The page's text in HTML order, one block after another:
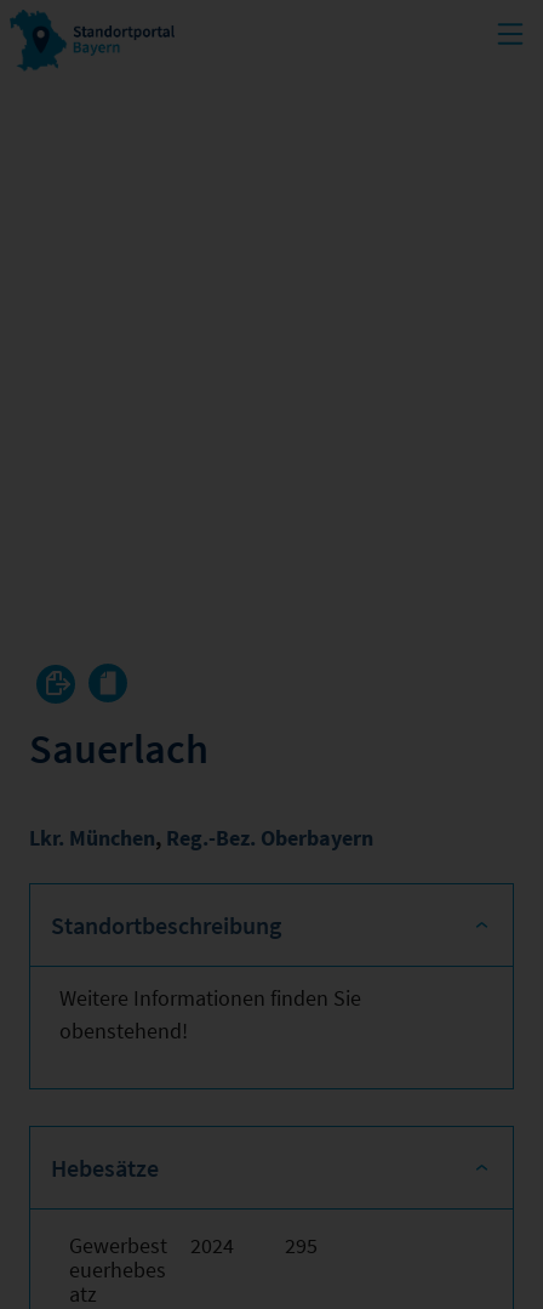
Sauerlach
Lkr. München, Reg.-Bez. Oberbayern
Standortbeschreibung
Weitere Informationen finden Sie
obenstehend!
Hebesätze
Gewerbest
euerhebes
atz
2024 295